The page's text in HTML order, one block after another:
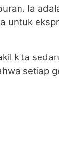
Ia
kita
setiap